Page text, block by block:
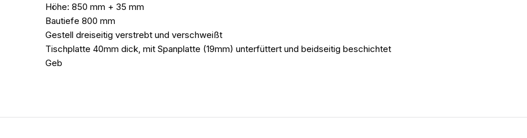
Höhe: 850 mm + 35 mm
Bautiefe 800 mm
Gestell dreiseitig verstrebt und verschweißt
Tischplatte 40mm dick, mit Spanplatte (19mm) unterfüttert und beidseitig beschichtet
Geb